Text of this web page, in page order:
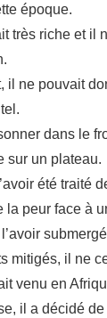
époque.
très riche et il
il ne pouvait
dans le
sur un plateau.
été traité
peur face à
mitigés, il ne
venu en
il a décidé